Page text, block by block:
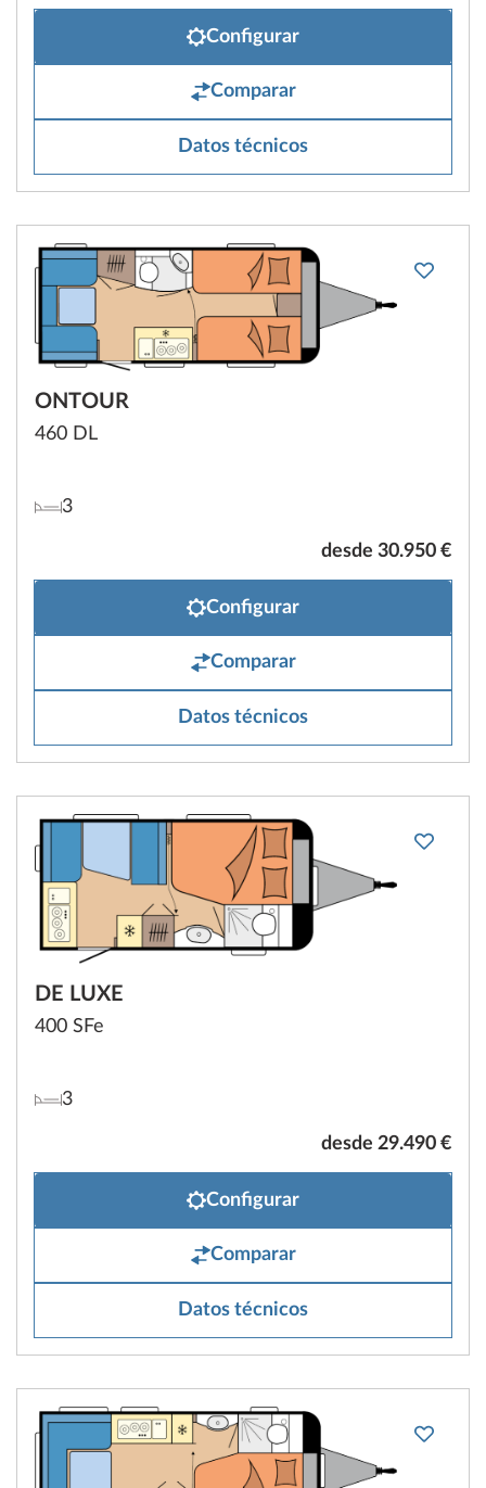
Configurar
Comparar
Datos técnicos
ONTOUR
460 DL
3
desde 30.950 €
Configurar
Comparar
Datos técnicos
DE LUXE
400 SFe
3
desde 29.490 €
Configurar
Comparar
Datos técnicos